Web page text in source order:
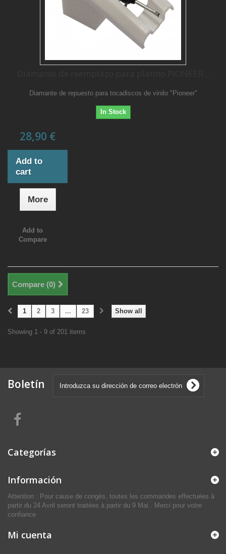
Diamante de repuesto para tocadiscos de vinilo "Pioneer"
In Stock
28,90 €
Add to
cart
More
Add to
Compare
Compare (0)
Show all
1 2 3 ... 23
Showing 1 - 9 of 201 items
Boletín
Categorías
Información
Attention : Pour cause de congés, toutes les commandes effectuées à
partir du 24 Avril seront traitées à partir du 9 Mai . Merci pour votre
confiance
Mi cuenta